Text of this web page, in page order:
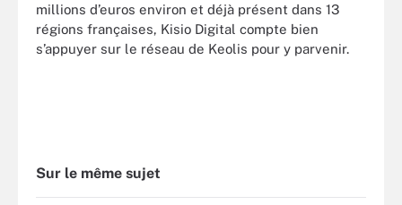
millions d’euros environ et déjà présent dans 13
régions françaises, Kisio Digital compte bien
s’appuyer sur le réseau de Keolis pour y parvenir.
Sur le même sujet